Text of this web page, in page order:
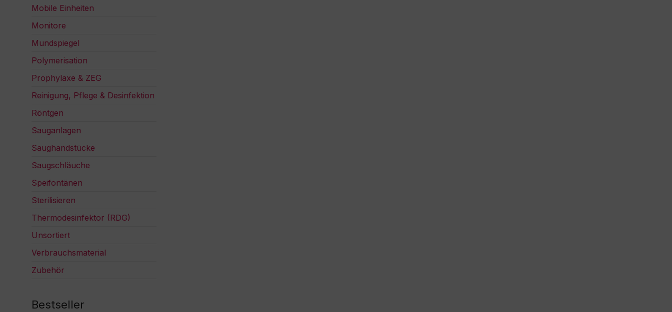
Mobile Einheiten
Monitore
Mundspiegel
Polymerisation
Prophylaxe & ZEG
Reinigung, Pflege & Desinfektion
Röntgen
Sauganlagen
Saughandstücke
Saugschläuche
Speifontänen
Sterilisieren
Thermodesinfektor (RDG)
Unsortiert
Verbrauchsmaterial
Zubehör
Bestseller